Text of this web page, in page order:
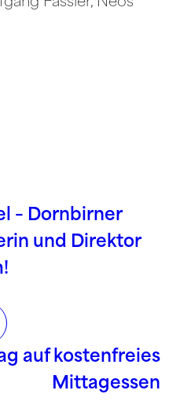
– Dornbirner
und Direktor
auf kostenfreies
Mittagessen